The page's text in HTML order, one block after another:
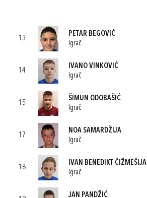
13
PETAR BEGOVIĆ
Igrač
14
IVANO VINKOVIĆ
Igrač
15
ŠIMUN ODOBAŠIĆ
Igrač
17
NOA SAMARDŽIJA
Igrač
18
IVAN BENEDIKT ČIŽMEŠIJA
Igrač
JAN PANDŽIĆ